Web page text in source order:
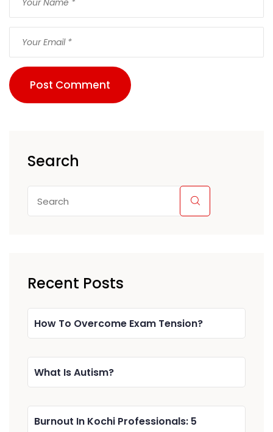
Post Comment
Search
Recent Posts
How To Overcome Exam Tension?
What Is Autism?
Burnout In Kochi Professionals: 5